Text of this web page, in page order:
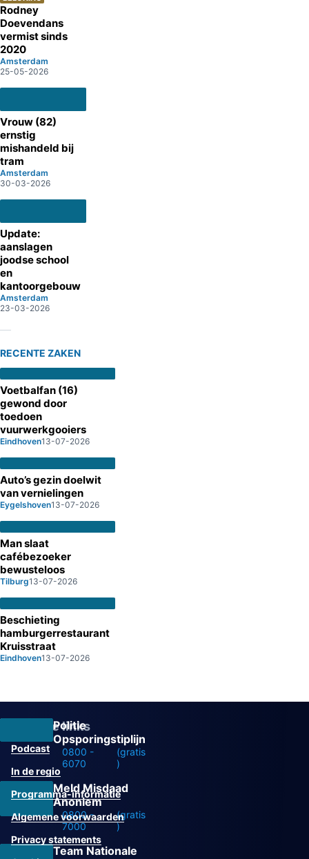
Rodney
Doevendans
vermist sinds
2020
Amsterdam
25-05-2026
Vrouw (82)
ernstig
mishandeld bij
tram
Amsterdam
30-03-2026
Update:
aanslagen
joodse school
en
kantoorgebouw
Amsterdam
23-03-2026
RECENTE ZAKEN
Voetbalfan (16)
gewond door
toedoen
vuurwerkgooiers
Eindhoven13-07-2026
Auto’s gezin doelwit
van vernielingen
Eygelshoven13-07-2026
Man slaat
cafébezoeker
bewusteloos
Tilburg13-07-2026
Beschieting
hamburgerrestaurant
Kruisstraat
Eindhoven13-07-2026
Politie
Opsporingstiplijn
0800 -
6070
(gratis
)
Meld Misdaad
Anoniem
0800 -
7000
(gratis
)
Team Nationale
Overige links
Podcast
In de regio
Programma-informatie
Algemene voorwaarden
Privacy statements